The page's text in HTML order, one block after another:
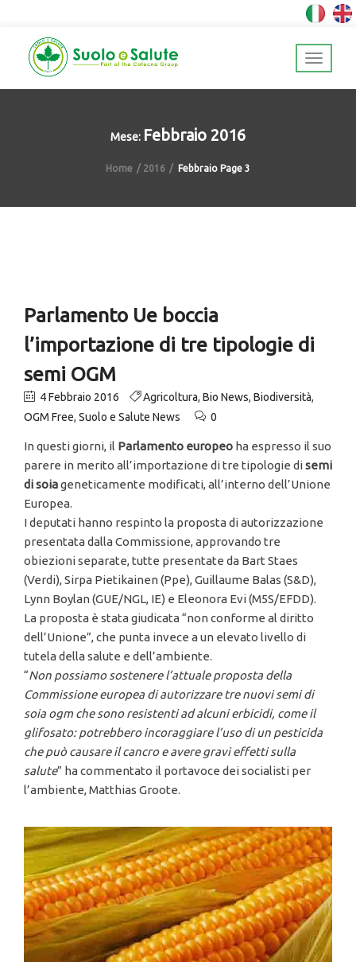
Mese: Febbraio 2016
Home 2016 Febbraio Page 3
Parlamento Ue boccia
l’importazione di tre tipologie di
semi OGM
4 Febbraio 2016 Agricoltura, Bio News, Biodiversità,
OGM Free, Suolo e Salute News 0
In questi giorni, il Parlamento europeo ha espresso il suo
parere in merito all’importazione di tre tipologie disemi
di soiageneticamente modificati, all’interno dell’Unione
Europea.
I deputati hanno respinto la proposta di autorizzazione
presentata dalla Commissione, approvando tre
obiezioni separate, tutte presentate da Bart Staes
(Verdi), Sirpa Pietikainen (Ppe), Guillaume Balas (S&D),
Lynn Boylan (GUE/NGL, IE) e Eleonora Evi (M5S/EFDD).
La proposta è stata giudicata “non conforme al diritto
dell’Unione”, che punta invece a un elevato livello di
tutela della salute e dell’ambiente.
“Non possiamo sostenere l’attuale proposta della
Commissione europea di autorizzare tre nuovi semi di
soia ogm che sono resistenti ad alcuni erbicidi, come il
glifosato: potrebbero incoraggiare l’uso di un pesticida
che può causare il cancro e avere gravi effetti sulla
salute” ha commentato il portavoce dei socialisti per
l’ambiente, Matthias Groote.